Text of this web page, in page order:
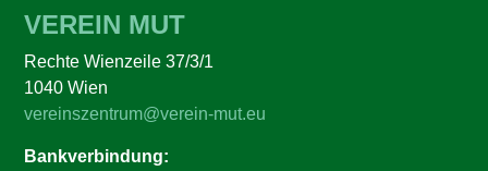
VEREIN MUT
Rechte Wienzeile 37/3/1
1040 Wien
vereinszentrum@verein-mut.eu
Bankverbindung: